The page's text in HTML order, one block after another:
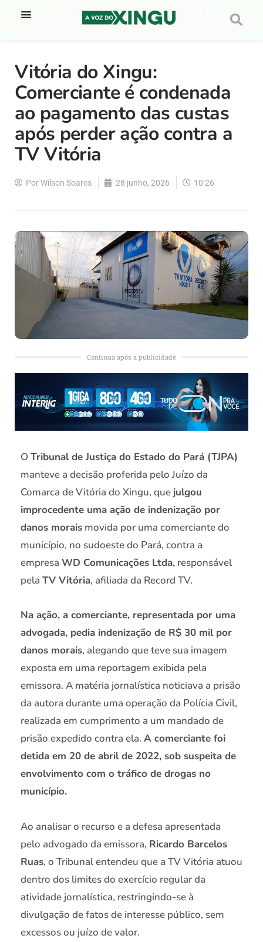
Vitória do Xingu:
Comerciante é condenada
ao pagamento das custas
após perder ação contra a
TV Vitória
PorWilson Soares 28 junho, 2026 10:26
Continua após a publicidade
O Tribunal de Justiça do Estado do Pará (TJPA)
manteve a decisão proferida pelo Juízo da
Comarca de Vitória do Xingu, que julgou
improcedente uma ação de indenização por
danos morais movida por uma comerciante do
município, no sudoeste do Pará, contra a
empresa WD Comunicações Ltda, responsável
pela TV Vitória, afiliada da Record TV.
Na ação, a comerciante, representada por uma
advogada, pedia indenização de R$ 30 mil por
danos morais, alegando que teve sua imagem
exposta em uma reportagem exibida pela
emissora. A matéria jornalística noticiava a prisão
da autora durante uma operação da Polícia Civil,
realizada em cumprimento a um mandado de
prisão expedido contra ela. A comerciante foi
detida em 20 de abril de 2022, sob suspeita de
envolvimento com o tráfico de drogas no
município.
Ao analisar o recurso e a defesa apresentada
pelo advogado da emissora, Ricardo Barcelos
Ruas, o Tribunal entendeu que a TV Vitória atuou
dentro dos limites do exercício regular da
atividade jornalística, restringindo-se à
divulgação de fatos de interesse público, sem
excessos ou juízo de valor.